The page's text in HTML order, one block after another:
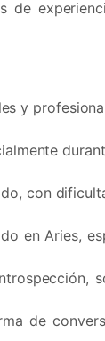
de
y
con
en Aries,
de